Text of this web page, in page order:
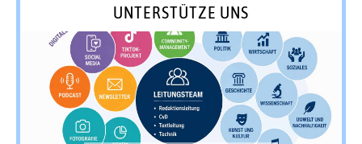
UNTERSTÜTZE UNS